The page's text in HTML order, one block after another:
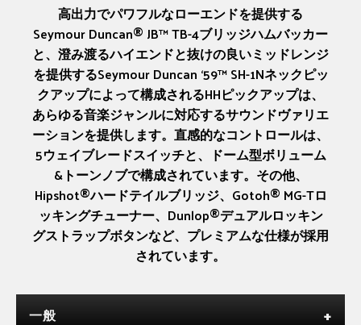
高出力でパワフルなローエンドを提供する
Seymour Duncan® JB™ TB-4ブリッジハムバッカー
と、澄み渡るハイエンドと抜けの良いミッドレンジ
を提供するSeymour Duncan ‘59™ SH-1Nネックピッ
クアップによって構成されるHHピックアップは、
あらゆる音楽ジャンルに対応するサウンドヴァリエ
ーションを提供します。直感的なコントロールは、
5ウェイブレードスイッチと、ドーム型ボリューム
&トーンノブで構成されています。その他、
Hipshot®ハードテイルブリッジ、Gotoh® MG-Tロ
ッキングチューナー、Dunlop®デュアルロッキン
グストラップボタンなど、プレミアムな仕様が採用
されています。
一般